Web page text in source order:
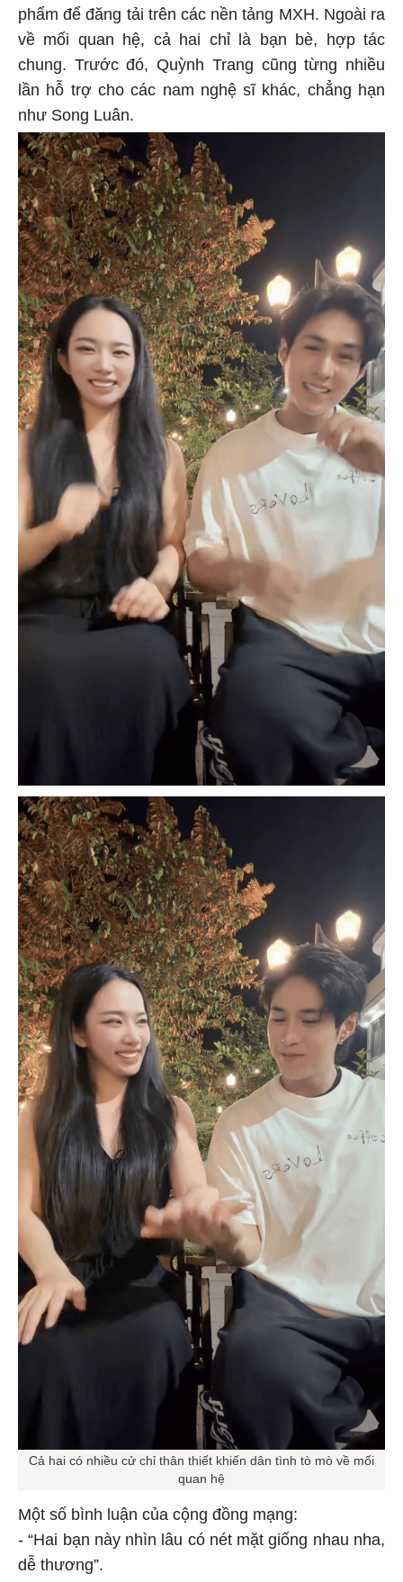
phẩm để đăng tải trên các nền tảng MXH. Ngoài ra
về mối quan hệ, cả hai chỉ là bạn bè, hợp tác
chung. Trước đó, Quỳnh Trang cũng từng nhiều
lần hỗ trợ cho các nam nghệ sĩ khác, chẳng hạn
như Song Luân.
Cả hai có nhiều cử chỉ thân thiết khiến dân tình tò mò về mối
quan hệ
Một số bình luận của cộng đồng mạng:
- “Hai bạn này nhìn lâu có nét mặt giống nhau nha,
dễ thương”.